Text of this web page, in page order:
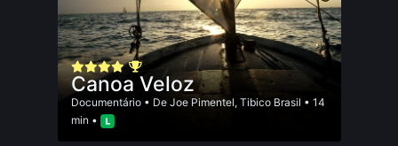
Canoa Veloz
Documentário • De Joe Pimentel, Tibico Brasil • 14
min •